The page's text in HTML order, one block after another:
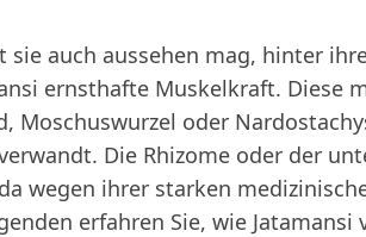
sie auch aussehen mag, hinter
ernsthafte Muskelkraft. Diese
Moschuswurzel oder
Die Rhizome oder der
wegen ihrer starken
erfahren Sie, wie Jatamansi